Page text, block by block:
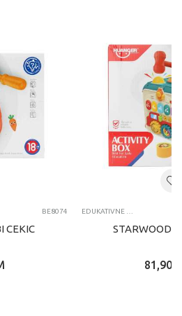
BE8074
CEKIC
EDUKATIVNE IGRAČKE ZA BEBE
STARWOOD
81,90